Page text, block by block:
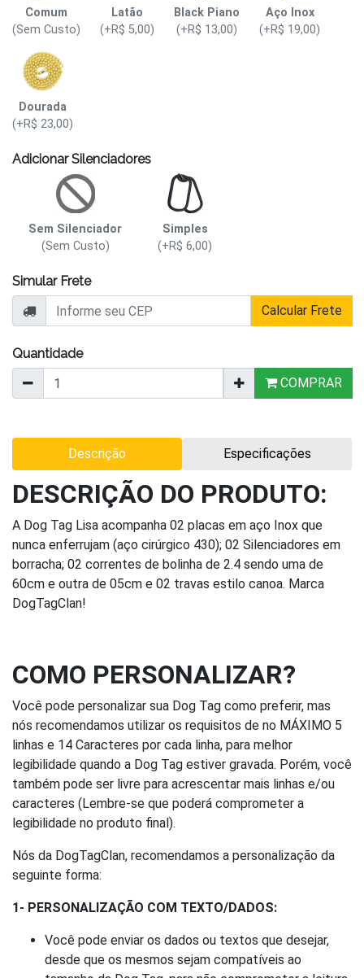
Comum
(Sem Custo)
Latão
(+R$ 5,00)
Black Piano
(+R$ 13,00)
Aço Inox
(+R$ 19,00)
Dourada
(+R$ 23,00)
Adicionar Silenciadores
Sem Silenciador
(Sem Custo)
Simples
(+R$ 6,00)
Simular Frete
Calcular Frete
Quantidade
COMPRAR
Descrição Especificações
DESCRIÇÃO DO PRODUTO:
A Dog Tag Lisa acompanha 02 placas em aço Inox que
nunca enferrujam (aço cirúrgico 430); 02 Silenciadores em
borracha; 02 correntes de bolinha de 2.4 sendo uma de
60cm e outra de 05cm e 02 travas estilo canoa. Marca
DogTagClan!
COMO PERSONALIZAR?
Você pode personalizar sua Dog Tag como preferir, mas
nós recomendamos utilizar os requisitos de no MÁXIMO 5
linhas e 14 Caracteres por cada linha, para melhor
legibilidade quando a Dog Tag estiver gravada. Porém, você
também pode ser livre para acrescentar mais linhas e/ou
caracteres (Lembre-se que poderá comprometer a
legibilidade no produto final).
Nós da DogTagClan, recomendamos a personalização da
seguinte forma:
1- PERSONALIZAÇÃO COM TEXTO/DADOS:
Você pode enviar os dados ou textos que desejar,
desde que os mesmos sejam compatíveis ao